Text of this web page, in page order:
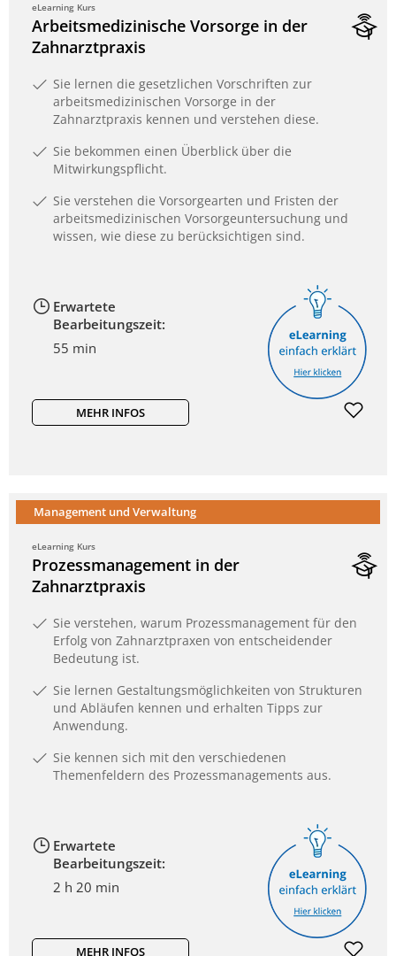
eLearning Kurs
Arbeitsmedizinische Vorsorge in der
Zahnarztpraxis
Sie lernen die gesetzlichen Vorschriften zur
arbeitsmedizinischen Vorsorge in der
Zahnarztpraxis kennen und verstehen diese.
Sie bekommen einen Überblick über die
Mitwirkungspflicht.
Sie verstehen die Vorsorgearten und Fristen der
arbeitsmedizinischen Vorsorgeuntersuchung und
wissen, wie diese zu berücksichtigen sind.
Erwartete
Bearbeitungszeit:
55 min
MEHR INFOS
Management und Verwaltung
eLearning Kurs
Prozessmanagement in der
Zahnarztpraxis
Sie verstehen, warum Prozessmanagement für den
Erfolg von Zahnarztpraxen von entscheidender
Bedeutung ist.
Sie lernen Gestaltungsmöglichkeiten von Strukturen
und Abläufen kennen und erhalten Tipps zur
Anwendung.
Sie kennen sich mit den verschiedenen
Themenfeldern des Prozessmanagements aus.
Erwartete
Bearbeitungszeit:
2 h 20 min
MEHR INFOS